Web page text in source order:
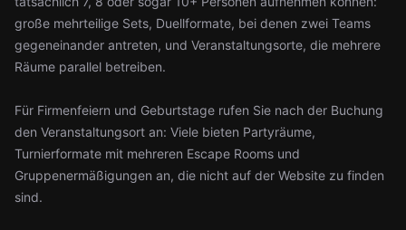
große mehrteilige Sets, Duellformate, bei denen zwei Teams
gegeneinander antreten, und Veranstaltungsorte, die mehrere
Räume parallel betreiben.
Für Firmenfeiern und Geburtstage rufen Sie nach der Buchung
den Veranstaltungsort an: Viele bieten Partyräume,
Turnierformate mit mehreren Escape Rooms und
Gruppenermäßigungen an, die nicht auf der Website zu finden
sind.